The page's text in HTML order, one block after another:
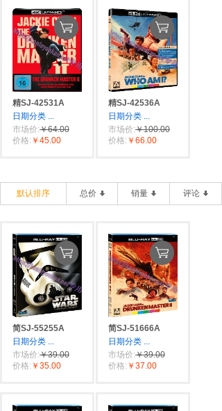
精SJ-42531A
日期分类 ...
市场价:￥64.00
价格: ￥45.00
精SJ-42536A
日期分类 ...
市场价:￥100.00
价格: ￥66.00
默认排序 总价 销量 评论
简SJ-55255A
日期分类 ...
市场价:￥39.00
价格: ￥35.00
简SJ-51666A
日期分类 ...
市场价:￥39.00
价格: ￥37.00